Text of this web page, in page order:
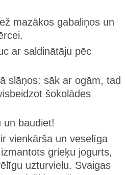
mazākos gabaliņos un
ar saldinātāju pēc
slāņos: sāk ar ogām, tad
šokolādes
un baudiet!
vienkārša un veselīga
grieķu jogurts,
uzturvielu. Svaigas